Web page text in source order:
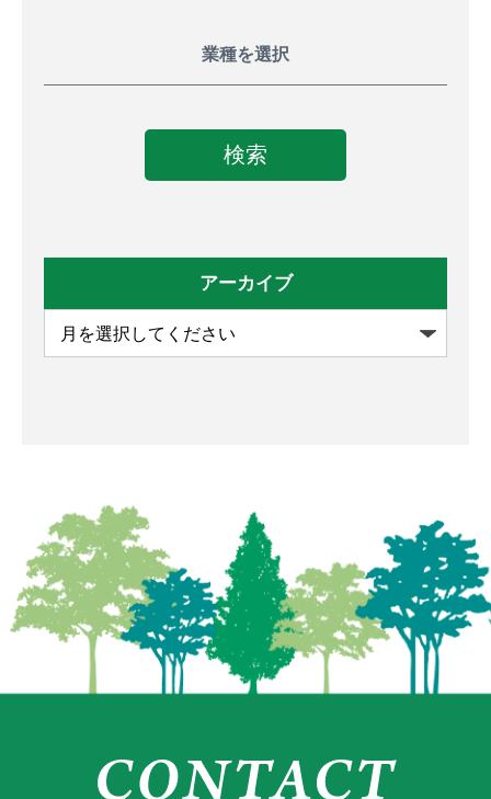
業種を選択
アーカイブ